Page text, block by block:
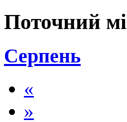
Поточний
Серпень
«
»